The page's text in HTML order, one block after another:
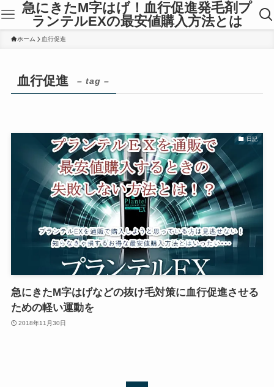
急にきたM字はげ！血行促進発毛剤プ
ランテルEXの最安値購入方法とは
ホーム 血行促進
血行促進 – tag –
日記
急にきたM字はげなどの抜け毛対策に血行促進させる
ための軽い運動を
2018年11月30日